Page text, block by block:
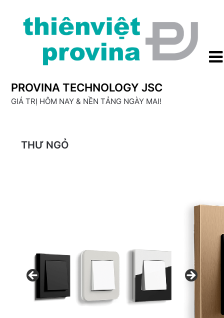
content
PROVINA TECHNOLOGY JSC
GIÁ TRỊ HÔM NAY & NỀN TẢNG NGÀY MAI!
THƯ NGỎ